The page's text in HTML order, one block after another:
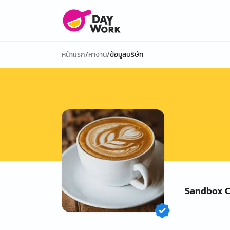
หน้าแรก/หางาน/ข้อมูลบริษัท
Sandbox